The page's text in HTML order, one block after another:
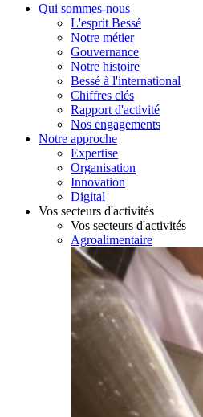
Qui sommes-nous
L'esprit Bessé
Notre métier
Gouvernance
Notre histoire
Bessé à l'international
Chiffres clés
Rapport d'activité
Nos engagements
Notre approche
Expertise
Organisation
Innovation
Digital
Vos secteurs d'activités
Vos secteurs d'activités
Agroalimentaire